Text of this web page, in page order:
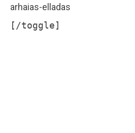
arhaias-elladas
[/toggle]